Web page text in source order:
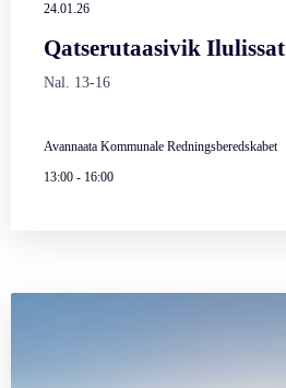
24.01.26
Qatserutaasivik Ilulissat
Nal. 13-16
Avannaata Kommunale Redningsberedskabet
13:00 - 16:00